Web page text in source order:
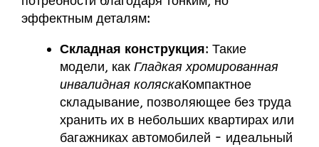
эффектным деталям:
Складная конструкция: Такие
модели, как Гладкая хромированная
инвалидная коляскаКомпактное
складывание, позволяющее без труда
хранить их в небольших квартирах или
багажниках автомобилей - идеальный